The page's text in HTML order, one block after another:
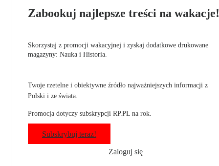
Zabookuj najlepsze treści na wakacje!
Skorzystaj z promocji wakacyjnej i zyskaj dodatkowe drukowane
magazyny: Nauka i Historia.
Twoje rzetelne i obiektywne źródło najważniejszych informacji z
Polski i ze świata.
Promocja dotyczy subskrypcji RP.PL na rok.
Subskrybuj teraz!
Zaloguj się